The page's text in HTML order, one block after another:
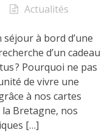
Actualités
à bord d’une
d’un cadeau
? Pourquoi ne pas
de vivre une
à nos cartes
Bretagne, nos
[…]